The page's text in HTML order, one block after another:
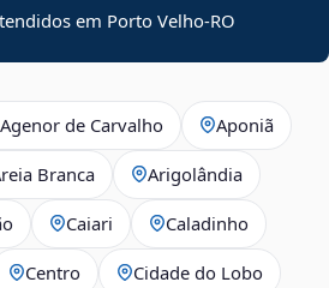
em Porto Velho-RO
Agenor de Carvalho Aponiã
Branca Arigolândia
Caiari Caladinho
Centro Cidade do Lobo